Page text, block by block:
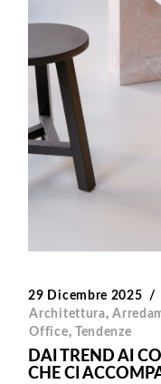
29 Dicembre 2025
Architettura,
Office, Tendenze
DAI TREND AI
CHE CI